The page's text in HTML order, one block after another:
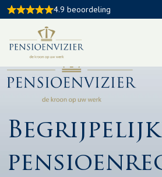
4.9 beoordeling